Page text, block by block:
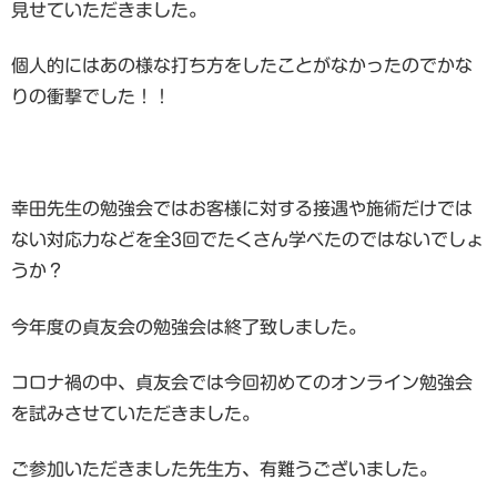
見せていただきました。
個人的にはあの様な打ち方をしたことがなかったのでかな
りの衝撃でした！！
幸田先生の勉強会ではお客様に対する接遇や施術だけでは
ない対応力などを全3回でたくさん学べたのではないでしょ
うか？
今年度の貞友会の勉強会は終了致しました。
コロナ禍の中、貞友会では今回初めてのオンライン勉強会
を試みさせていただきました。
ご参加いただきました先生方、有難うございました。